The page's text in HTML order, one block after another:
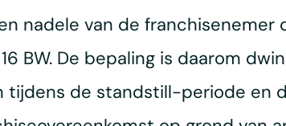
nadele van de franchisenemer
BW. De bepaling is daarom
tijdens de standstill-periode en